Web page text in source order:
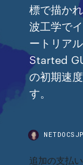
標で描か
波工学で
ートリア
Started
の初期速
す。
追加の支払